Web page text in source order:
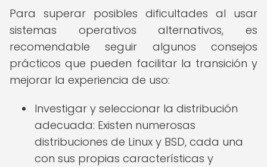
Para superar posibles dificultades al usar
sistemas operativos alternativos, es
recomendable seguir algunos consejos
prácticos que pueden facilitar la transición y
mejorar la experiencia de uso:
Investigar y seleccionar la distribución
adecuada: Existen numerosas
distribuciones de Linux y BSD, cada una
con sus propias características y